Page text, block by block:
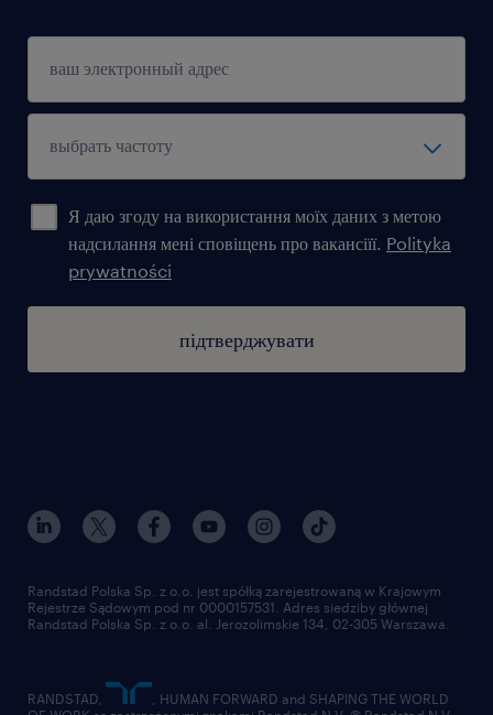
Я даю згоду на використання моїх даних з метою
надсилання мені сповіщень про вакансіїї. Polityka
prywatności
підтверджувати
Randstad Polska Sp. z o.o. jest spółką zarejestrowaną w Krajowym
Rejestrze Sądowym pod nr 0000157531. Adres siedziby głównej
Randstad Polska Sp. z o.o. al. Jerozolimskie 134, 02-305 Warszawa.
RANDSTAD,
, HUMAN FORWARD and SHAPING THE WORLD